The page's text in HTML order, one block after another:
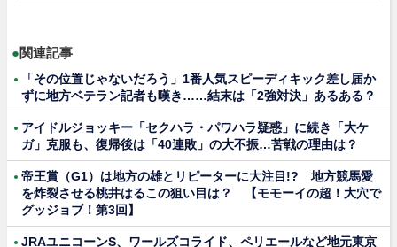
●関連記事
「その位置じゃないだろう」1番人気スピーディキック差し届か
ずに地方ベテラン記者も嘆き……結末は「2強対決」あるある？
アイドルジョッキー「セクハラ・パワハラ疑惑」に続き「大ケ
ガ」克服も、復帰後は「40連敗」の大不振…苦戦の理由は？
帝王賞（G1）は地方の雄とリピーターに大注目!? 地方競馬愛
を炸裂させる桃井はるこの狙い目は？ 【モモーイの超！大穴で
グッジョブ！第3回】
JRAユニコーンS、ワールズコライド、ペリエールなど地元東京